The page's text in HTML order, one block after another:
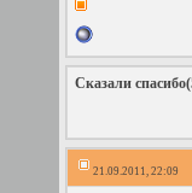
Сказали
21.09.2011, 22:09